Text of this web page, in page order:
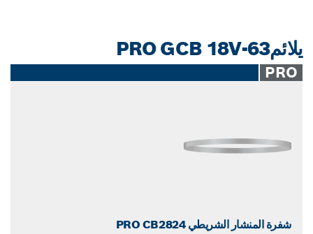
يلائمPRO GCB 18V-63
PRO
شفرة المنشار الشريطي PRO CB2824